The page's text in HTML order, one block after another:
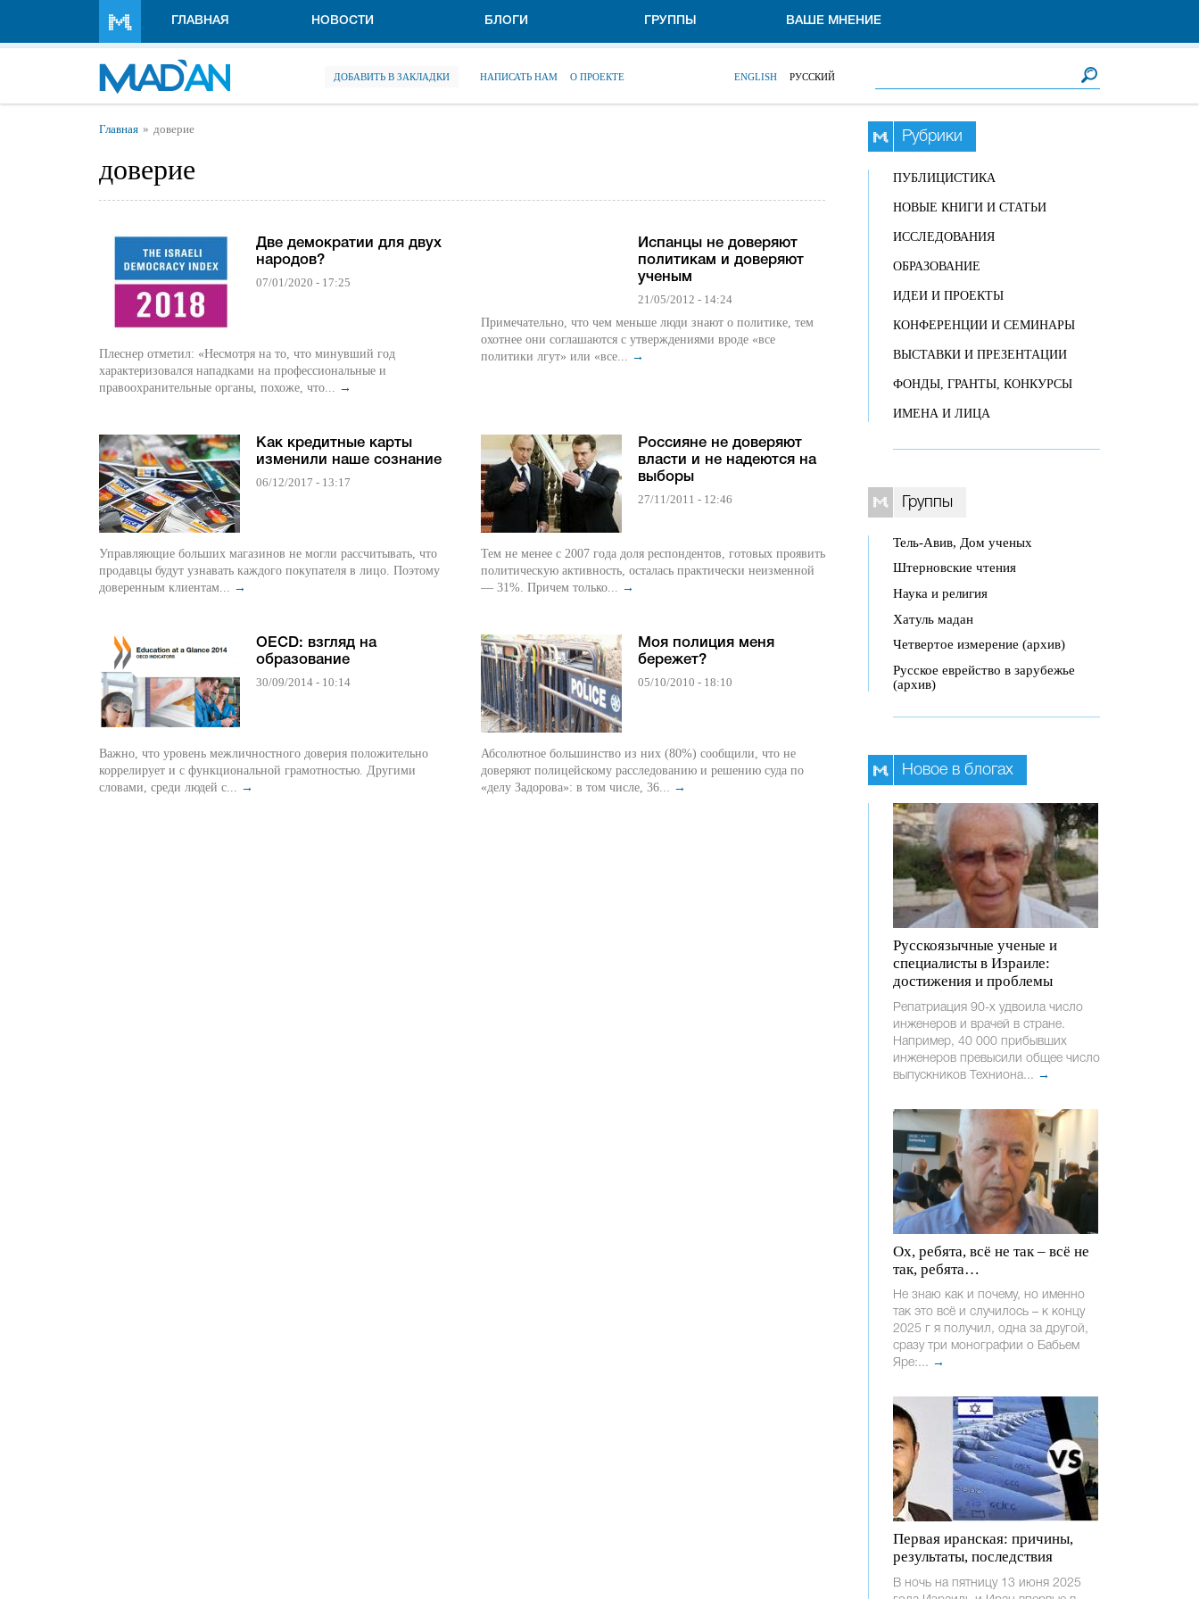
ГЛАВНАЯ НОВОСТИ БЛОГИ ГРУППЫ ВАШЕ МНЕНИЕ
ДОБАВИТЬ В ЗАКЛАДКИ НАПИСАТЬ НАМ О ПРОЕКТЕ ENGLISH РУССКИЙ
Вы здесь
Главная доверие
доверие
Две демократии для двух
народов?
07/01/2020 - 17:25
Плеснер отметил: «Несмотря на то, что минувший год
характеризовался нападками на профессиональные и
правоохранительные органы, похоже, что... →
Как кредитные карты
изменили наше сознание
06/12/2017 - 13:17
Управляющие больших магазинов не могли рассчитывать, что
продавцы будут узнавать каждого покупателя в лицо. Поэтому
доверенным клиентам... →
OECD: взгляд на
образование
30/09/2014 - 10:14
Важно, что уровень межличностного доверия положительно
коррелирует и с функциональной грамотностью. Другими
словами, среди людей с... →
Испанцы не доверяют
политикам и доверяют
ученым
21/05/2012 - 14:24
Примечательно, что чем меньше люди знают о политике, тем
охотнее они соглашаются с утверждениями вроде «все
политики лгут» или «все...
→
Россияне не доверяют
власти и не надеются на
выборы
27/11/2011 - 12:46
Тем не менее с 2007 года доля респондентов, готовых проявить
политическую активность, осталась практически неизменной
— 31%. Причем только... →
Моя полиция меня
бережет?
05/10/2010 - 18:10
Абсолютное большинство из них (80%) сообщили, что не
доверяют полицейскому расследованию и решению суда по
«делу Задорова»: в том числе, 36... →
Рубрики
ПУБЛИЦИСТИКА
НОВЫЕ КНИГИ И СТАТЬИ
ИССЛЕДОВАНИЯ
ОБРАЗОВАНИЕ
ИДЕИ И ПРОЕКТЫ
КОНФЕРЕНЦИИ И СЕМИНАРЫ
ВЫСТАВКИ И ПРЕЗЕНТАЦИИ
ФОНДЫ, ГРАНТЫ, КОНКУРСЫ
ИМЕНА И ЛИЦА
Группы
Тель-Авив, Дом ученых
Штерновские чтения
Наука и религия
Хатуль мадан
Четвертое измерение (архив)
Русское еврейство в зарубежье
(архив)
Новое в блогах
Русскоязычные ученые и
специалисты в Израиле:
достижения и проблемы
Репатриация 90-х удвоила число
инженеров и врачей в стране.
Например, 40 000 прибывших
инженеров превысили общее число
выпускников Техниона... →
Ох, ребята, всё не так – всё не
так, ребята…
Не знаю как и почему, но именно
так это всё и случилось – к концу
2025 г я получил, одна за другой,
сразу три монографии о Бабьем
Яре:... →
Первая иранская: причины,
результаты, последствия
В ночь на пятницу 13 июня 2025